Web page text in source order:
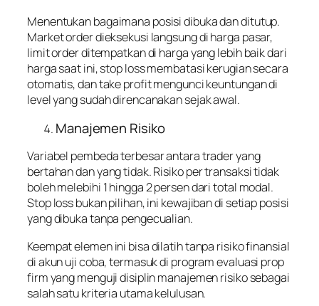
Menentukan bagaimana posisi dibuka dan ditutup.
Market order dieksekusi langsung di harga pasar,
limit order ditempatkan di harga yang lebih baik dari
harga saat ini, stop loss membatasi kerugian secara
otomatis, dan take profit mengunci keuntungan di
level yang sudah direncanakan sejak awal.
Manajemen Risiko
Variabel pembeda terbesar antara trader yang
bertahan dan yang tidak. Risiko per transaksi tidak
boleh melebihi 1 hingga 2 persen dari total modal.
Stop loss bukan pilihan, ini kewajiban di setiap posisi
yang dibuka tanpa pengecualian.
Keempat elemen ini bisa dilatih tanpa risiko finansial
di akun uji coba, termasuk di program evaluasi prop
firm yang menguji disiplin manajemen risiko sebagai
salah satu kriteria utama kelulusan.